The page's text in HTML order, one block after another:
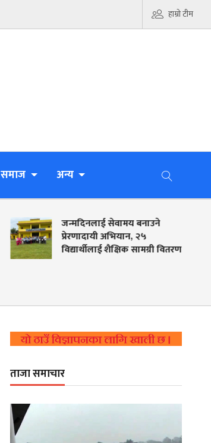
हाम्रो टीम
समाज अन्य
जन्मदिनलाई सेवामय बनाउने
प्रेरणादायी अभियान, २५
विद्यार्थीलाई शैक्षिक सामग्री वितरण
ताजा समाचार